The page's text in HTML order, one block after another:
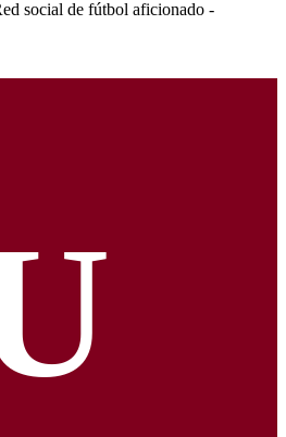
social de fútbol aficionado -